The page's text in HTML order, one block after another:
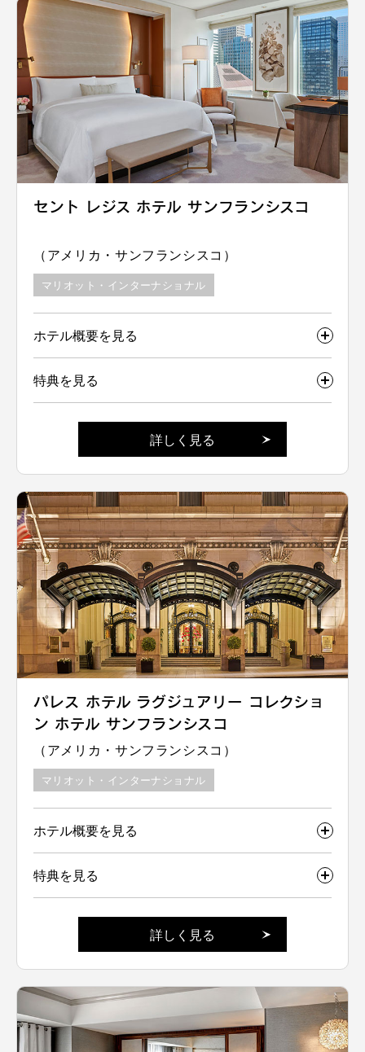
セント レジス ホテル サンフランシスコ
（アメリカ・サンフランシスコ）
マリオット・インターナショナル
ホテル概要を見る
特典を見る
詳しく見る
パレス ホテル ラグジュアリー コレクショ
ン ホテル サンフランシスコ
（アメリカ・サンフランシスコ）
マリオット・インターナショナル
ホテル概要を見る
特典を見る
詳しく見る